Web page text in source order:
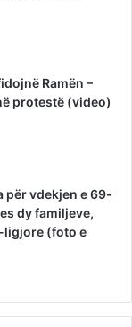
Ramën –
protestë (video)
për vdekjen e 69-
dy familjeve,
ligjore (foto e